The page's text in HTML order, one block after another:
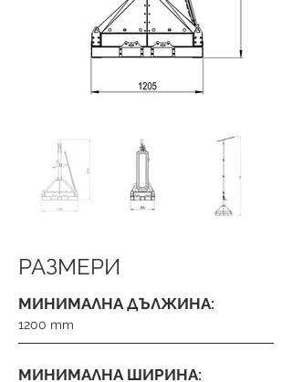
РАЗМЕРИ
МИНИМАЛНА ДЪЛЖИНА:
1200 mm
МИНИМАЛНА ШИРИНА: